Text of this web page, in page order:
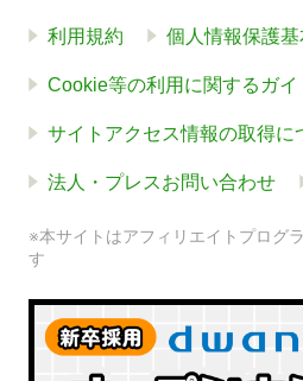
利用規約 個人情報保護
Cookie等の利用に関するガイ
サイトアクセス情報の取得に
法人・プレスお問い合わせ
※本サイトはアフィリエイトプログ
す